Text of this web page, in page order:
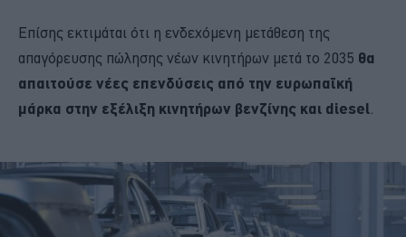
Επίσης εκτιμάται ότι η ενδεχόμενη μετάθεση της
απαγόρευσης πώλησης νέων κινητήρων μετά το 2035 θα
απαιτούσε νέες επενδύσεις από την ευρωπαϊκή
μάρκα στην εξέλιξη κινητήρων βενζίνης και diesel